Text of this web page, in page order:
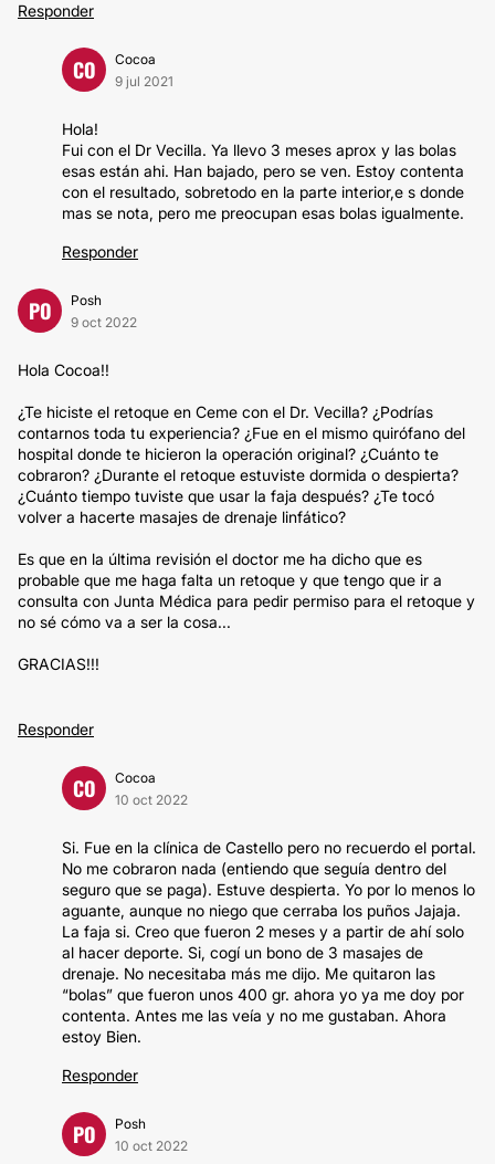
Responder
CO
Cocoa
9 jul 2021
Hola!
Fui con el Dr Vecilla. Ya llevo 3 meses aprox y las bolas
esas están ahi. Han bajado, pero se ven. Estoy contenta
con el resultado, sobretodo en la parte interior,e s donde
mas se nota, pero me preocupan esas bolas igualmente.
Responder
PO
Posh
9 oct 2022
Hola Cocoa!!
¿Te hiciste el retoque en Ceme con el Dr. Vecilla? ¿Podrías
contarnos toda tu experiencia? ¿Fue en el mismo quirófano del
hospital donde te hicieron la operación original? ¿Cuánto te
cobraron? ¿Durante el retoque estuviste dormida o despierta?
¿Cuánto tiempo tuviste que usar la faja después? ¿Te tocó
volver a hacerte masajes de drenaje linfático?
Es que en la última revisión el doctor me ha dicho que es
probable que me haga falta un retoque y que tengo que ir a
consulta con Junta Médica para pedir permiso para el retoque y
no sé cómo va a ser la cosa...
GRACIAS!!!
Responder
CO
Cocoa
10 oct 2022
Si. Fue en la clínica de Castello pero no recuerdo el portal.
No me cobraron nada (entiendo que seguía dentro del
seguro que se paga). Estuve despierta. Yo por lo menos lo
aguante, aunque no niego que cerraba los puños Jajaja.
La faja si. Creo que fueron 2 meses y a partir de ahí solo
al hacer deporte. Si, cogí un bono de 3 masajes de
drenaje. No necesitaba más me dijo. Me quitaron las
“bolas” que fueron unos 400 gr. ahora yo ya me doy por
contenta. Antes me las veía y no me gustaban. Ahora
estoy Bien.
Responder
PO
Posh
10 oct 2022